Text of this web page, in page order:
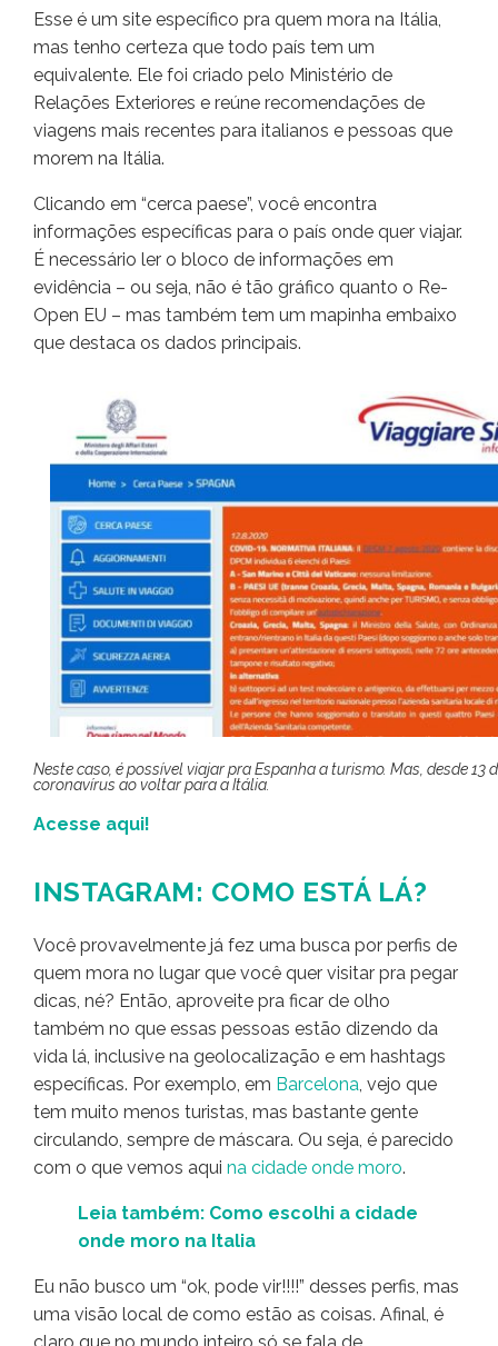
Esse é um site específico pra quem mora na Itália,
mas tenho certeza que todo país tem um
equivalente. Ele foi criado pelo Ministério de
Relações Exteriores e reúne recomendações de
viagens mais recentes para italianos e pessoas que
morem na Itália.
Clicando em “cerca paese”, você encontra
informações específicas para o país onde quer viajar.
É necessário ler o bloco de informações em
evidência – ou seja, não é tão gráfico quanto o Re-
Open EU – mas também tem um mapinha embaixo
que destaca os dados principais.
Neste caso, é possível viajar pra Espanha a turismo. Mas, desde
coronavírus ao voltar para a Itália.
Acesse aqui!
INSTAGRAM: COMO ESTÁ LÁ?
Você provavelmente já fez uma busca por perfis de
quem mora no lugar que você quer visitar pra pegar
dicas, né? Então, aproveite pra ficar de olho
também no que essas pessoas estão dizendo da
vida lá, inclusive na geolocalização e em hashtags
específicas. Por exemplo, em Barcelona, vejo que
tem muito menos turistas, mas bastante gente
circulando, sempre de máscara. Ou seja, é parecido
com o que vemos aqui na cidade onde moro.
Leia também: Como escolhi a cidade
onde moro na Italia
Eu não busco um “ok, pode vir!!!!” desses perfis, mas
uma visão local de como estão as coisas. Afinal, é